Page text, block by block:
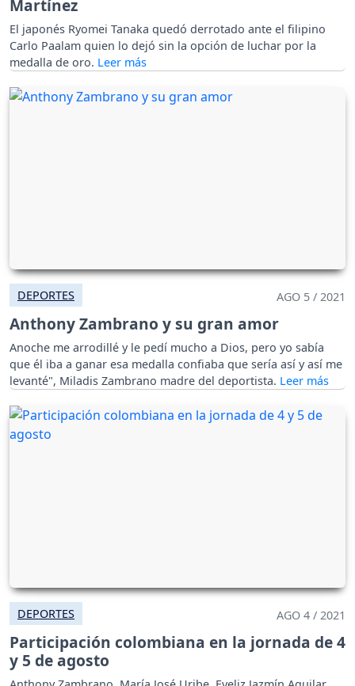
Martínez
El japonés Ryomei Tanaka quedó derrotado ante el filipino
Carlo Paalam quien lo dejó sin la opción de luchar por la
medalla de oro.
DEPORTES AGO 5 / 2021
Anthony Zambrano y su gran amor
Anoche me arrodillé y le pedí mucho a Dios, pero yo sabía
que él iba a ganar esa medalla confiaba que sería así y así me
levanté", Miladis Zambrano madre del deportista.
DEPORTES AGO 4 / 2021
Participación colombiana en la jornada de 4
y 5 de agosto